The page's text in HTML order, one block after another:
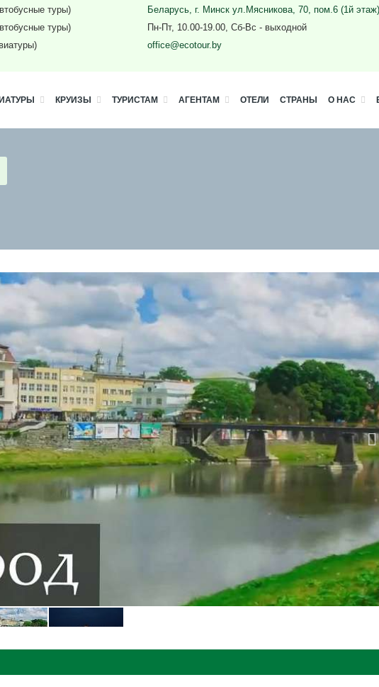
туры)
туры)
Беларусь, г. Минск ул.Мясникова, 70, пом.6 (1й этаж)
Пн-Пт, 10.00-19.00, Сб-Вс - выходной
office@ecotour.by
КРУИЗЫ ТУРИСТАМ АГЕНТАМ ОТЕЛИ СТРАНЫ О НАС